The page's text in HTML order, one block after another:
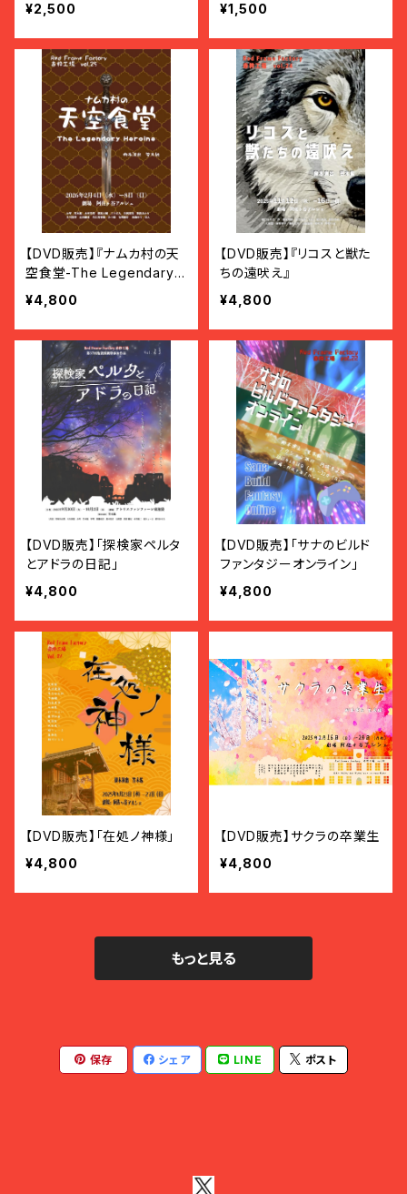
¥2,500
¥1,500
【DVD販売】『ナムカ村の天
空食堂-The Legendary
Heroine-』
¥4,800
【DVD販売】『リコスと獣た
ちの遠吠え』
¥4,800
【DVD販売】「探検家ペルタ
とアドラの日記」
¥4,800
【DVD販売】「サナのビルド
ファンタジーオンライン」
¥4,800
【DVD販売】「在処ノ神様」
¥4,800
【DVD販売】サクラの卒業生
¥4,800
もっと見る
保存 シェア LINE ポスト